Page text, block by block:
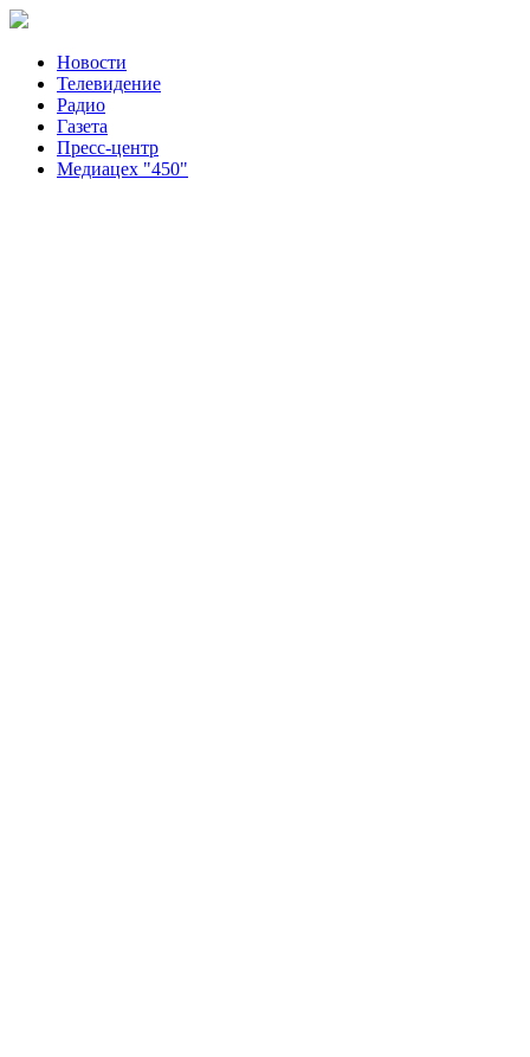
Новости
Телевидение
Радио
Газета
Пресс-центр
Медиацех "450"